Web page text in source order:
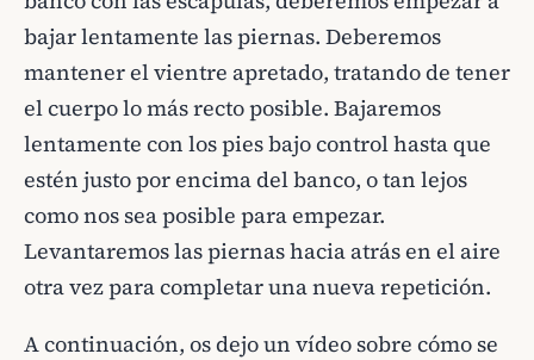
bajar lentamente las piernas. Deberemos
mantener el vientre apretado, tratando de tener
el cuerpo lo más recto posible. Bajaremos
lentamente con los pies bajo control hasta que
estén justo por encima del banco, o tan lejos
como nos sea posible para empezar.
Levantaremos las piernas hacia atrás en el aire
otra vez para completar una nueva repetición.
A continuación, os dejo un vídeo sobre cómo se